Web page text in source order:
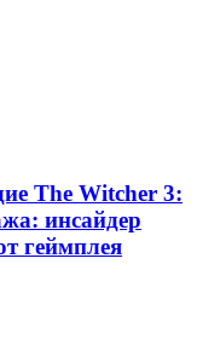
The Witcher 3:
инсайдер
геймплея